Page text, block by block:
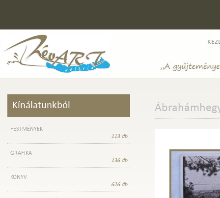
Kínálatunkból
FESTMÉNYEK
113 db
GRAFIKA
136 db
KÖNYV
626 db